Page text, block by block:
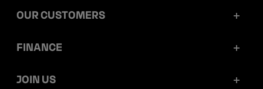
Mobilize Financial Services in a nutshell
OUR CUSTOMERS
Retail customers
FINANCE
Reports and releases
JOIN US